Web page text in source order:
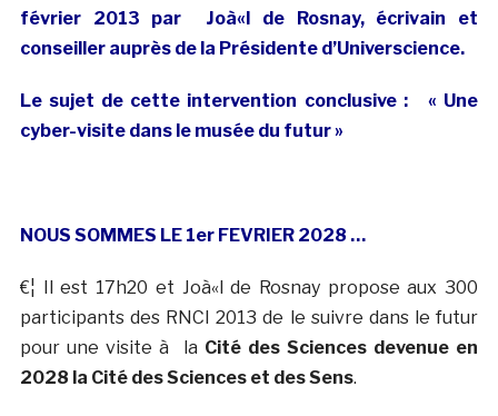
février 2013 par Joà«l de Rosnay, écrivain et
conseiller auprès de la Présidente d’Universcience.
Le sujet de cette intervention conclusive : « Une
cyber-visite dans le musée du futur »
NOUS SOMMES LE 1er FEVRIER 2028 …
€¦ Il est 17h20 et Joà«l de Rosnay propose aux 300
participants des RNCI 2013 de le suivre dans le futur
pour une visite à la Cité des Sciences devenue en
2028 la Cité des Sciences et des Sens.